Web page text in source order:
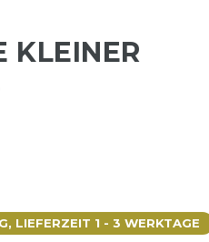
KLEINER
LIEFERZEIT 1 - 3 WERKTAGE